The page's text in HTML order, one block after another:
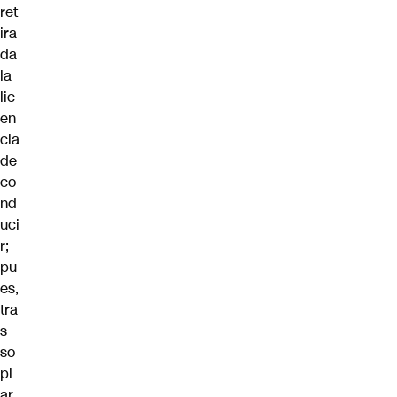
ret
ira
da
la
lic
en
cia
de
co
nd
uci
r;
pu
es,
tra
s
so
pl